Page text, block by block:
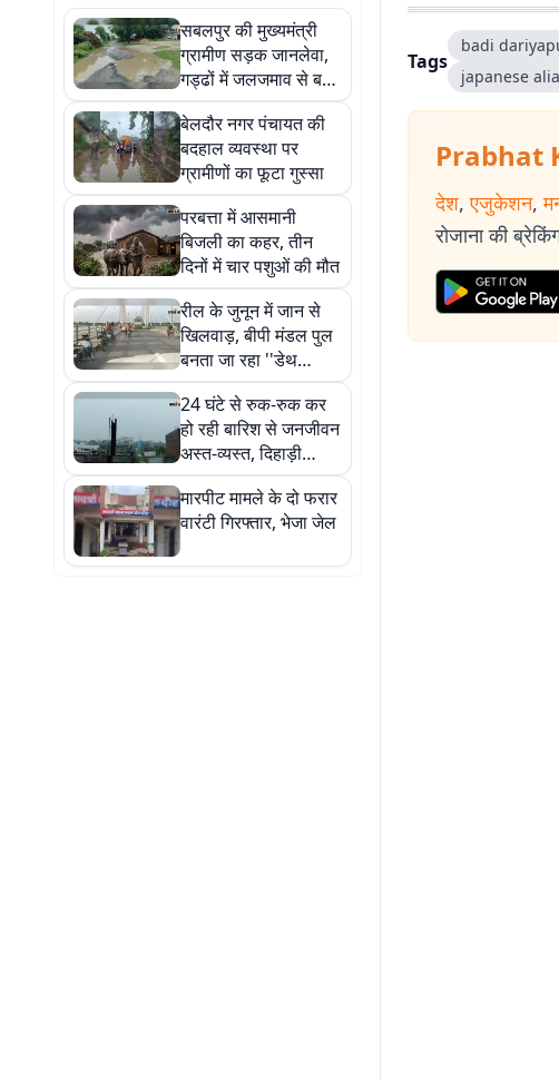
सबलपुर की मुख्यमंत्री
ग्रामीण सड़क जानलेवा,
गड्ढों में जलजमाव से बढ़ी
परेशानी
बेलदौर नगर पंचायत की
बदहाल व्यवस्था पर
ग्रामीणों का फूटा गुस्सा
परबत्ता में आसमानी
बिजली का कहर, तीन
दिनों में चार पशुओं की मौत
रील के जुनून में जान से
खिलवाड़, बीपी मंडल पुल
बनता जा रहा ''डेथ
स्पॉट''
24 घंटे से रुक-रुक कर
हो रही बारिश से जनजीवन
अस्त-व्यस्त, दिहाड़ी
मजदूरों की रोजी-रोटी पर
संकट
मारपीट मामले के दो फरार
वारंटी गिरफ्तार, भेजा जेल
Tags
badi
japanese
Prabhat
देश, एजुकेशन,
रोजाना की